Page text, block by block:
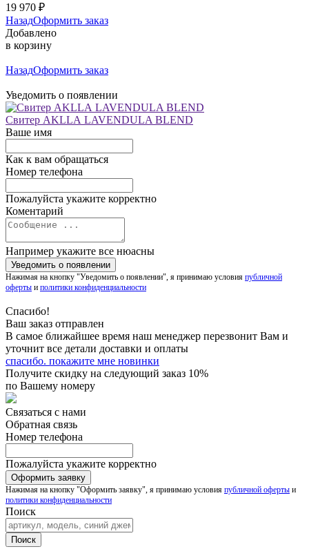
19 970 ₽
НазадОформить заказ
Добавлено
в корзину
НазадОформить заказ
Уведомить о появлении
Свитер AKLLA LAVENDULA BLEND
Ваше имя
Как к вам обращаться
Номер телефона
Пожалуйста укажите корректно
Коментарий
Например укажите все нюасны
Нажимая на кнопку "Уведомить о появлении", я принимаю условия публичной
оферты и политики конфиденциальности
Спасибо!
Ваш заказ отправлен
В самое ближайшее время наш менеджер перезвонит Вам и
уточнит все детали доставки и оплаты
спасибо. покажите мне новинки
Получите скидку на следующий заказ 10%
по Вашему номеру
Связаться с нами
Обратная связь
Номер телефона
Пожалуйста укажите корректно
Нажимая на кнопку "Оформить заявку", я принимаю условия публичной оферты и
политики конфиденциальности
Поиск